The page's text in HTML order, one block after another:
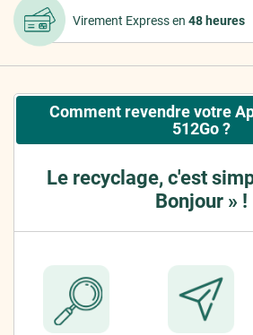
Virement Expressen 48 heures
Comment revendre votre
512Go ?
Le recyclage, c'est
Bonjour » !